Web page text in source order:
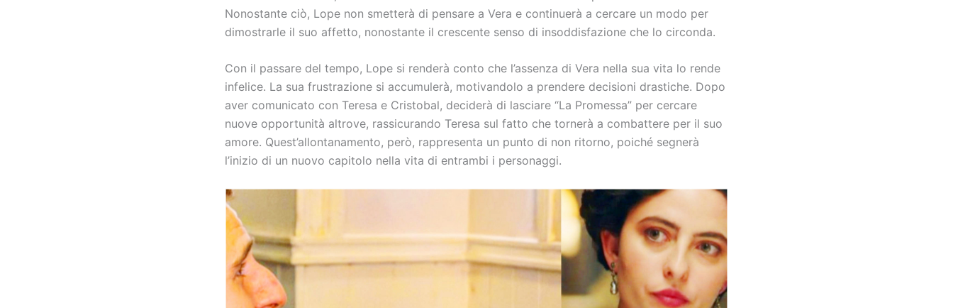
Nonostante ciò, Lope non smetterà di pensare a Vera e continuerà a cercare un modo per
dimostrarle il suo affetto, nonostante il crescente senso di insoddisfazione che lo circonda.
Con il passare del tempo, Lope si renderà conto che l’assenza di Vera nella sua vita lo rende
infelice. La sua frustrazione si accumulerà, motivandolo a prendere decisioni drastiche. Dopo
aver comunicato con Teresa e Cristobal, deciderà di lasciare “La Promessa” per cercare
nuove opportunità altrove, rassicurando Teresa sul fatto che tornerà a combattere per il suo
amore. Quest’allontanamento, però, rappresenta un punto di non ritorno, poiché segnerà
l’inizio di un nuovo capitolo nella vita di entrambi i personaggi.